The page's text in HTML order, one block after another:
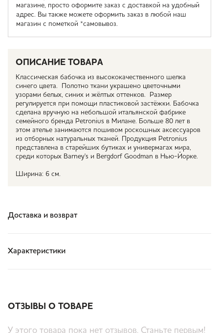
магазине, просто оформите заказ с доставкой на удобный
адрес. Вы также можете оформить заказ в любой наш
магазин с пометкой *самовывоз.
ОПИСАНИЕ ТОВАРА
Классическая бабочка из высококачественного шелка
синего цвета. Полотно ткани украшено цветочными
узорами белых, синих и жёлтых оттенков. Размер
регулируется при помощи пластиковой застёжки. Бабочка
сделана вручную на небольшой итальянской фабрике
семейного бренда Petronius в Милане. Больше 80 лет в
этом ателье занимаются пошивом роскошных аксессуаров
из отборных натуральных тканей. Продукция Petronius
представлена в старейших бутиках и универмагах мира,
среди которых Barney's и Bergdorf Goodman в Нью-Йорке.
Ширина: 6 см.
Доставка и возврат
Характеристики
ОТЗЫВЫ О ТОВАРЕ
У этого товара пока нет отзывов. Станьте первым!